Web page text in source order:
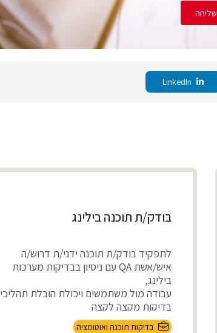
שליחה
בודק/ת תוכנה בילינג
לתפקיד בודק/ת תוכנה ידני/ת דרוש/ה
איש/אשת QA עם ניסיון בבדיקות מערכות
בילינג,
עבודה מול משתמשים ויכולת הובלת תהליכי
בדיקות מקצה לקצה
התפק...בדיקות תוכנה ואוטומציה